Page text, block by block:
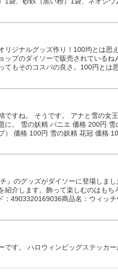
リジナルグッズ作り！100均とは
ップのダイソーで販売されている
てもそのコスパの良さ。100円とは
ですね。 そうです。 アナと雪の女
に。 雪の妖精 パニエ 価格 200円
） 価格 100円 雪の妖精 花冠 価格
』のグッズがダイソーに登場しま
紹介します。飾って楽しむのはも
：4903320169036商品名：ウィッ
です。 ハロウィンビッグステッカ